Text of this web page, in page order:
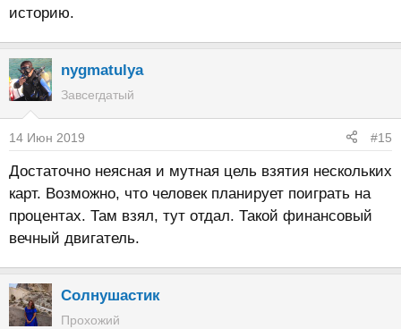
историю.
nygmatulya
Завсегдатый
14 Июн 2019 #15
Достаточно неясная и мутная цель взятия нескольких
карт. Возможно, что человек планирует поиграть на
процентах. Там взял, тут отдал. Такой финансовый
вечный двигатель.
Солнушастик
Прохожий